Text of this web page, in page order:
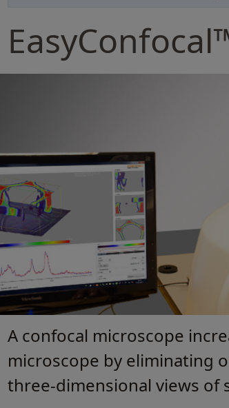
A confocal microscope
microscope by eliminating
three-dimensional views of